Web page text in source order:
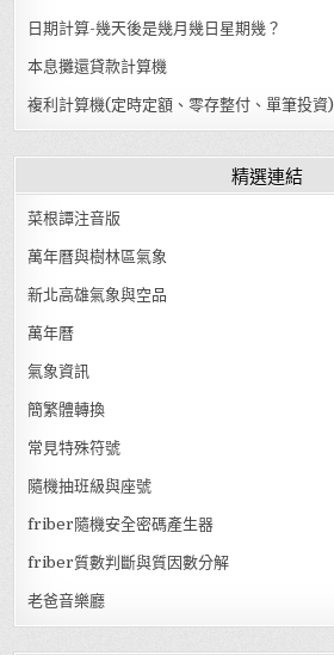
日期計算-幾天後是幾月幾日星期幾？
本息攤還貸款計算機
複利計算機(定時定額、零存整付、單筆投資)
精選連結
菜根譚注音版
萬年曆與樹林區氣象
新北高雄氣象與空品
萬年曆
氣象資訊
簡繁體轉換
常見特殊符號
隨機抽班級與座號
friber隨機安全密碼產生器
friber質數判斷與質因數分解
老爸音樂廳